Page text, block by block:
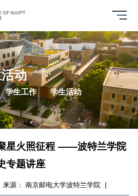
动
学生工作 学生活动
星火照征程 ——波特兰学院
专题讲座
来源： 南京邮电大学波特兰学院 |